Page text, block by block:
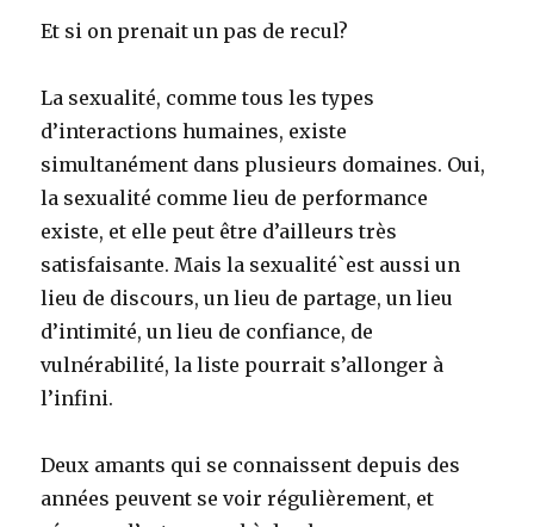
Et si on prenait un pas de recul?
La sexualité, comme tous les types
d’interactions humaines, existe
simultanément dans plusieurs domaines. Oui,
la sexualité comme lieu de performance
existe, et elle peut être d’ailleurs très
satisfaisante. Mais la sexualité`est aussi un
lieu de discours, un lieu de partage, un lieu
d’intimité, un lieu de confiance, de
vulnérabilité, la liste pourrait s’allonger à
l’infini.
Deux amants qui se connaissent depuis des
années peuvent se voir régulièrement, et